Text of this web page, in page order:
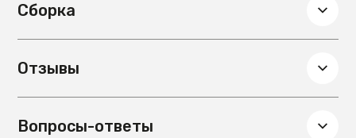
Сборка
Отзывы
Вопросы-ответы